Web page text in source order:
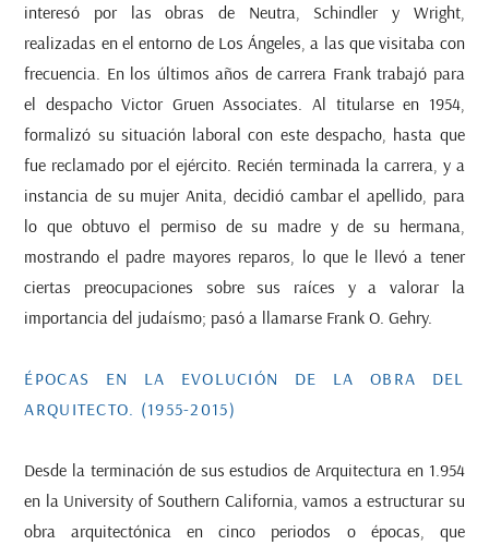
interesó por las obras de Neutra, Schindler y Wright,
realizadas en el entorno de Los Ángeles, a las que visitaba con
frecuencia. En los últimos años de carrera Frank trabajó para
el despacho Victor Gruen Associates. Al titularse en 1954,
formalizó su situación laboral con este despacho, hasta que
fue reclamado por el ejército. Recién terminada la carrera, y a
instancia de su mujer Anita, decidió cambar el apellido, para
lo que obtuvo el permiso de su madre y de su hermana,
mostrando el padre mayores reparos, lo que le llevó a tener
ciertas preocupaciones sobre sus raíces y a valorar la
importancia del judaísmo; pasó a llamarse Frank O. Gehry.
ÉPOCAS EN LA EVOLUCIÓN DE LA OBRA DEL
ARQUITECTO. (1955-2015)
Desde la terminación de sus estudios de Arquitectura en 1.954
en la University of Southern California, vamos a estructurar su
obra arquitectónica en cinco periodos o épocas, que